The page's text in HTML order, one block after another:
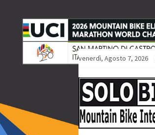
venerdì, Agosto 7, 2026